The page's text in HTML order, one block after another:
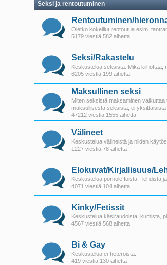
Seksi ja rentoutuminen
Rentoutuminen/
Oletko kokeillut rentoutua esim.
5179 viestiä 582 aihetta
Seksi/Rakastelu
Keskustelua seksistä: Mikä kiihottaa,
6205 viestiä 199 aihetta
Maksullinen seksi
Miten seksistä maksaminen
maksullisesta seksistä, ei yksittäisistä
47212 viestiä 1555 aihetta
Välineet
Keskustelua välineistä ja niiden
1227 viestiä 78 aihetta
Elokuvat/Kirjallisuus/
Keskustelua pornoleffoista, -lehdistä
4071 viestiä 104 aihetta
Kinky/Fetissit
Keskustelua käsiraudoista, kumista,
4567 viestiä 568 aihetta
Bi & Gay
Keskustelua ei-heteroista.
419 viestiä 130 aihetta